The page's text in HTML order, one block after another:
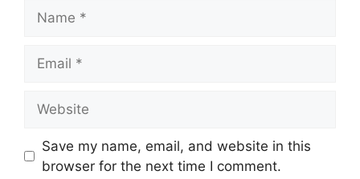
Save my name, email, and website in this
browser for the next time I comment.